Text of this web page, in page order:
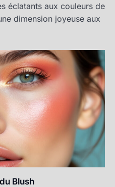
éclatants aux couleurs de
dimension joyeuse aux
Blush